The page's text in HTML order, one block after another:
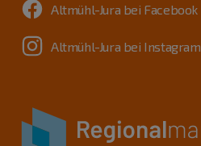
Altmühl-Jura bei Facebook
Altmühl-Jura bei Instagram